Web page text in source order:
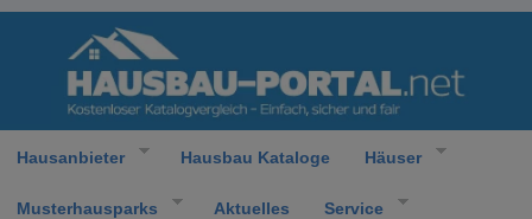
Hausanbieter Hausbau Kataloge Häuser
Musterhausparks Aktuelles Service